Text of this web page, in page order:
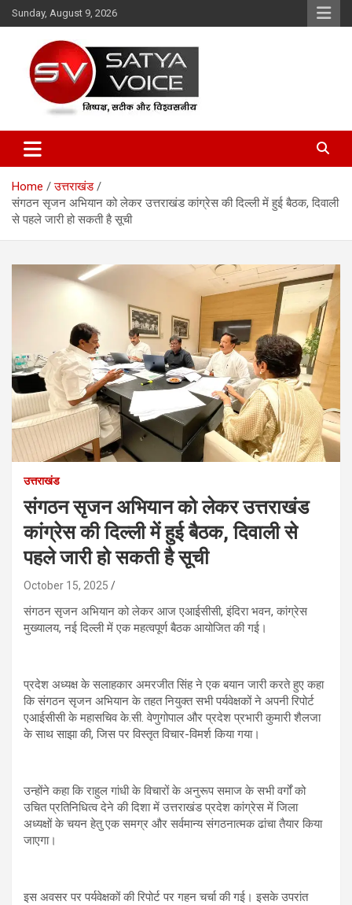
Skip
to
Sunday, August 9, 2026
Satya Voice
Home
उत्तराखंड
संगठन सृजन अभियान को लेकर उत्तराखंड कांग्रेस की दिल्ली में हुई बैठक, दिवाली
से पहले जारी हो सकती है सूची
उत्तराखंड
संगठन सृजन अभियान को लेकर उत्तराखंड
कांग्रेस की दिल्ली में हुई बैठक, दिवाली से
पहले जारी हो सकती है सूची
October 15, 2025
संगठन सृजन अभियान को लेकर आज एआईसीसी, इंदिरा भवन, कांग्रेस
मुख्यालय, नई दिल्ली में एक महत्वपूर्ण बैठक आयोजित की गई।
प्रदेश अध्यक्ष के सलाहकार अमरजीत सिंह ने एक बयान जारी करते हुए कहा
कि संगठन सृजन अभियान के तहत नियुक्त सभी पर्यवेक्षकों ने अपनी रिपोर्ट
एआईसीसी के महासचिव के.सी. वेणुगोपाल और प्रदेश प्रभारी कुमारी शैलजा
के साथ साझा की, जिस पर विस्तृत विचार-विमर्श किया गया।
उन्होंने कहा कि राहुल गांधी के विचारों के अनुरूप समाज के सभी वर्गों को
उचित प्रतिनिधित्व देने की दिशा में उत्तराखंड प्रदेश कांग्रेस में जिला
अध्यक्षों के चयन हेतु एक समग्र और सर्वमान्य संगठनात्मक ढांचा तैयार किया
जाएगा।
इस अवसर पर पर्यवेक्षकों की रिपोर्ट पर गहन चर्चा की गई। इसके उपरांत